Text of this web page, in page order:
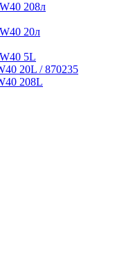
208л
20л
5L
20L / 870235
208L